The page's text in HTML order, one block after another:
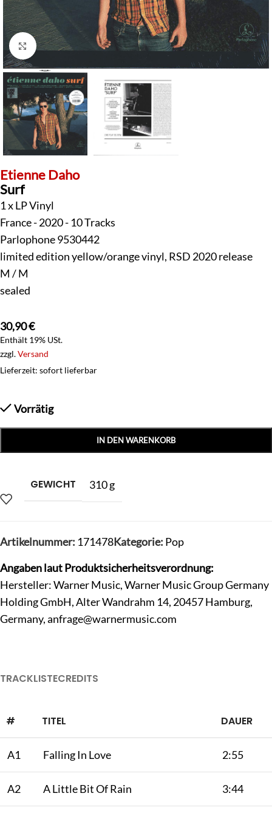
Klick zum Vergrößern
Etienne Daho
Surf
1 x LP Vinyl
France - 2020 - 10 Tracks
Parlophone 9530442
limited edition yellow/orange vinyl, RSD 2020 release
M / M
sealed
30,90€
Enthält 19% USt.
zzgl.Versand
Lieferzeit: sofort lieferbar
Vorrätig
IN DEN WARENKORB
GEWICHT 310 g
Artikelnummer: 171478Kategorie: Pop
Angaben laut Produktsicherheitsverordnung:
Hersteller: Warner Music, Warner Music Group Germany
Holding GmbH, Alter Wandrahm 14, 20457 Hamburg,
Germany,anfrage@warnermusic.com
TRACKLISTECREDITS
# TITEL DAUER
A1 Falling In Love 2:55
A2 A Little Bit Of Rain 3:44